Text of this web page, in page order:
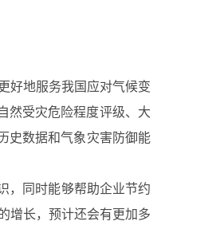
好地服务我国应对气候变
然受灾危险程度评级、大
史数据和气象灾害防御能
，同时能够帮助企业节约
增长，预计还会有更加多